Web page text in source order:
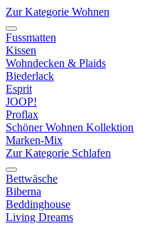
Zur Kategorie Wohnen
Fussmatten
Kissen
Wohndecken & Plaids
Biederlack
Esprit
JOOP!
Proflax
Schöner Wohnen Kollektion
Marken-Mix
Zur Kategorie Schlafen
Bettwäsche
Biberna
Beddinghouse
Living Dreams